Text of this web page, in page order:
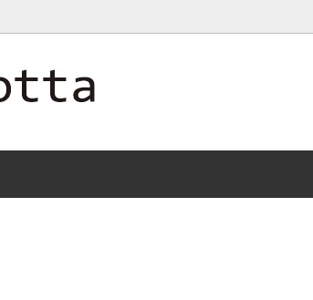
具ロッタのオンラインストア【アラビア,クイス